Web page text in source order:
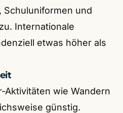
und
Internationale
etwas höher als
Aktivitäten wie Wandern
günstig.